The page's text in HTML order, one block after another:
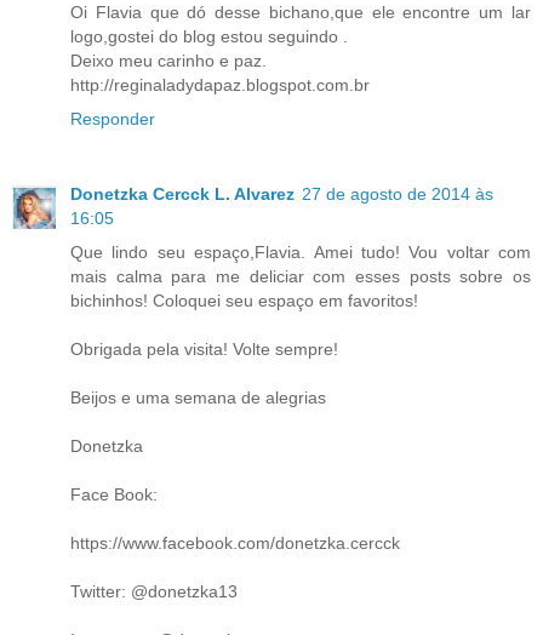
Oi Flavia que dó desse bichano,que ele encontre um lar
logo,gostei do blog estou seguindo .
Deixo meu carinho e paz.
http://reginaladydapaz.blogspot.com.br
Responder
Donetzka Cercck L. Alvarez 27 de agosto de 2014 às
16:05
Que lindo seu espaço,Flavia. Amei tudo! Vou voltar com
mais calma para me deliciar com esses posts sobre os
bichinhos! Coloquei seu espaço em favoritos!
Obrigada pela visita! Volte sempre!
Beijos e uma semana de alegrias
Donetzka
Face Book:
https://www.facebook.com/donetzka.cercck
Twitter: @donetzka13